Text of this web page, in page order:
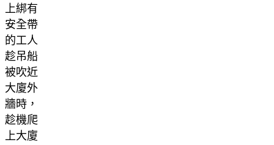
上綁有
安全帶
的工人
趁吊船
被吹近
大廈外
牆時，
趁機爬
上大廈